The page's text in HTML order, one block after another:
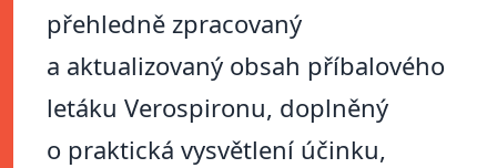
přehledně zpracovaný
a aktualizovaný obsah příbalového
letáku Verospironu, doplněný
o praktická vysvětlení účinku,